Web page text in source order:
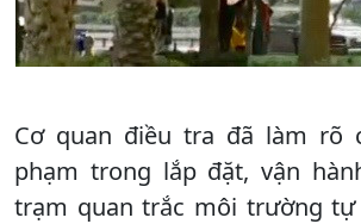
Cơ quan điều tra đã làm rõ
phạm trong lắp đặt, vận
trạm quan trắc môi trường tự